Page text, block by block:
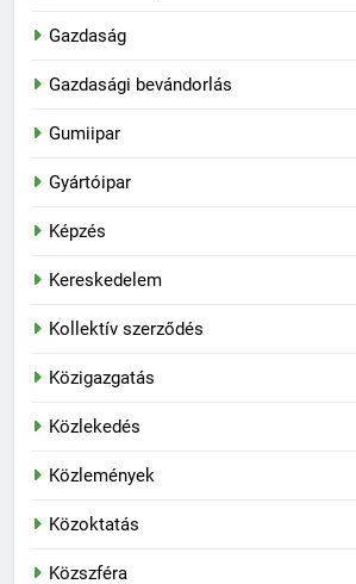
Gazdaság
Gazdasági bevándorlás
Gumiipar
Gyártóipar
Képzés
Kereskedelem
Kollektív szerződés
Közigazgatás
Közlekedés
Közlemények
Közoktatás
Közszféra